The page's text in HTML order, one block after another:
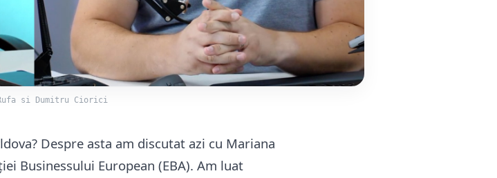
si Dumitru Ciorici
Despre asta am discutat azi cu Mariana
Businessului European (EBA). Am luat